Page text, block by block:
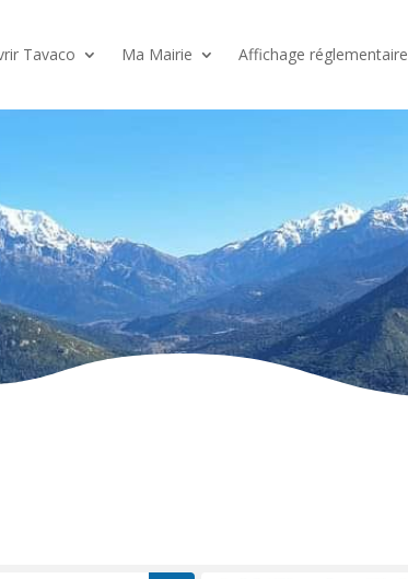
Tavaco Ma Mairie Affichage réglementaire